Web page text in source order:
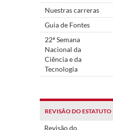
Nuestras carreras
Guia de Fontes
22ª Semana
Nacional da
Ciência e da
Tecnologia
REVISÃO DO ESTATUTO
Revisão do